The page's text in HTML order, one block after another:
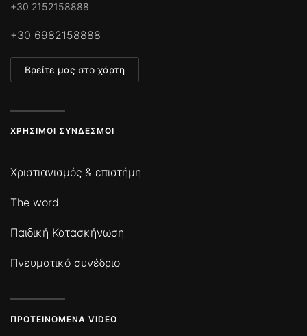
+30 2152158888
+30 6982158888
Βρείτε μας στο χάρτη
ΧΡΉΣΙΜΟΙ ΣΎΝΔΕΣΜΟΙ
Χριστιανισμός & επιστήμη
The word
Παιδική Κατασκήνωση
Πνευματικό συνέδριο
ΠΡΟΤΕΙΝΌΜΕΝΑ VIDEO